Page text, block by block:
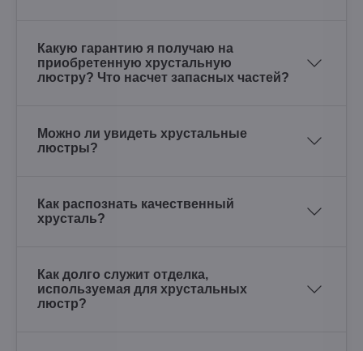
Какую гарантию я получаю на
приобретенную хрустальную
люстру? Что насчет запасных частей?
Можно ли увидеть хрустальные
люстры?
Как распознать качественный
хрусталь?
Как долго служит отделка,
используемая для хрустальных
люстр?